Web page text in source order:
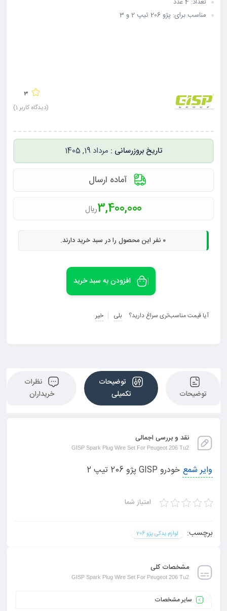
مناسب برای: پژو 206 تیپ 2 و 3
3
(دیدگاه کاربر 1
)
مرداد 19, 1405
آماده ارسال
3,400,000ریال
0 نفر این محصول را در سبد خرید دارند.
افزودن به سبد خرید
آیا قیمت مناسب‌تری سراغ دارید؟ بلی خیر
توضیحات
توضیحات
تکمیلی
نظرات
خریداران
نقد و بررسی اجمالی
GISP Spark Plug Wire Set For Peugeot 206 Tu2
وایر شمع خودرو GISP پژو 206 تیپ 2
امتیاز شما
برچسب: لوازم یدکی پژو 206
مشخصات کلی
GISP Spark Plug Wire Set For Peugeot 206 Tu2
سایر مشخصات